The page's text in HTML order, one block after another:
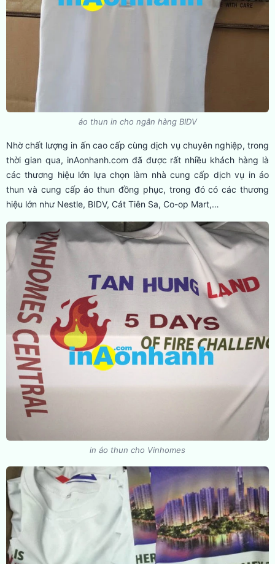
áo thun in cho ngân hàng BIDV
Nhờ chất lượng in ấn cao cấp cùng dịch vụ chuyên nghiệp, trong
thời gian qua, inAonhanh.com đã được rất nhiều khách hàng là
các thương hiệu lớn lựa chọn làm nhà cung cấp dịch vụ in áo
thun và cung cấp áo thun đồng phục, trong đó có các thương
hiệu lớn như Nestle, BIDV, Cát Tiên Sa, Co-op Mart,…
in áo thun cho Vinhomes